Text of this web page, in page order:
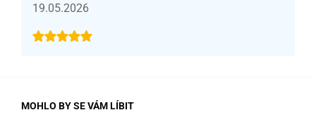
19.05.2026
MOHLO BY SE VÁM LÍBIT